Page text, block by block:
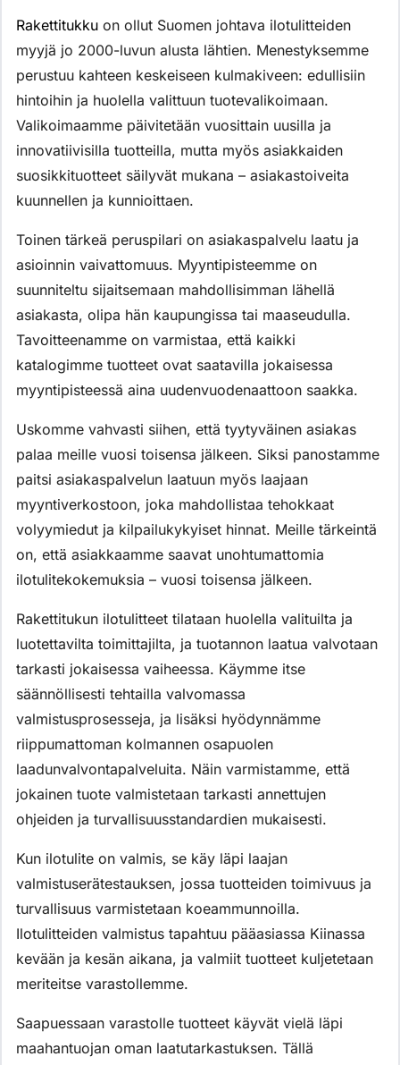
Rakettitukku on ollut Suomen johtava ilotulitteiden
myyjä jo 2000-luvun alusta lähtien. Menestyksemme
perustuu kahteen keskeiseen kulmakiveen: edullisiin
hintoihin ja huolella valittuun tuotevalikoimaan.
Valikoimaamme päivitetään vuosittain uusilla ja
innovatiivisilla tuotteilla, mutta myös asiakkaiden
suosikkituotteet säilyvät mukana – asiakastoiveita
kuunnellen ja kunnioittaen.
Toinen tärkeä peruspilari on asiakaspalvelu laatu ja
asioinnin vaivattomuus. Myyntipisteemme on
suunniteltu sijaitsemaan mahdollisimman lähellä
asiakasta, olipa hän kaupungissa tai maaseudulla.
Tavoitteenamme on varmistaa, että kaikki
katalogimme tuotteet ovat saatavilla jokaisessa
myyntipisteessä aina uudenvuodenaattoon saakka.
Uskomme vahvasti siihen, että tyytyväinen asiakas
palaa meille vuosi toisensa jälkeen. Siksi panostamme
paitsi asiakaspalvelun laatuun myös laajaan
myyntiverkostoon, joka mahdollistaa tehokkaat
volyymiedut ja kilpailukykyiset hinnat. Meille tärkeintä
on, että asiakkaamme saavat unohtumattomia
ilotulitekokemuksia – vuosi toisensa jälkeen.
Rakettitukun ilotulitteet tilataan huolella valituilta ja
luotettavilta toimittajilta, ja tuotannon laatua valvotaan
tarkasti jokaisessa vaiheessa. Käymme itse
säännöllisesti tehtailla valvomassa
valmistusprosesseja, ja lisäksi hyödynnämme
riippumattoman kolmannen osapuolen
laadunvalvontapalveluita. Näin varmistamme, että
jokainen tuote valmistetaan tarkasti annettujen
ohjeiden ja turvallisuusstandardien mukaisesti.
Kun ilotulite on valmis, se käy läpi laajan
valmistuserätestauksen, jossa tuotteiden toimivuus ja
turvallisuus varmistetaan koeammunnoilla.
Ilotulitteiden valmistus tapahtuu pääasiassa Kiinassa
kevään ja kesän aikana, ja valmiit tuotteet kuljetetaan
meriteitse varastollemme.
Saapuessaan varastolle tuotteet käyvät vielä läpi
maahantuojan oman laatutarkastuksen. Tällä